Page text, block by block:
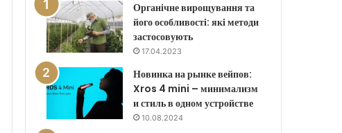
Органічне вирощування та
його особливості: які методи
застосовують
17.04.2023
Новинка на рынке вейпов:
Xros 4 mini – минимализм
и стиль в одном устройстве
10.08.2024